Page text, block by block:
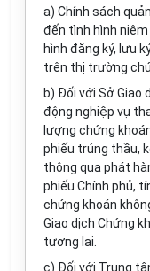
a) Chính sách
đến tình hình niêm
hình đăng ký, lưu
trên thị trường
b) Đối với Sở Giao
động nghiệp vụ
lượng chứng
phiếu trúng thầu,
thông qua phát
phiếu Chính phủ,
chứng khoán
Giao dịch Chứng
tương lai.
c) Đối với Trung